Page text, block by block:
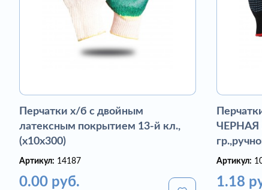
Перчатки х/б с двойным
латексным покрытием 13-й кл.,
(х10х300)
Артикул: 14187
0.00 руб.
ЧЕРНАЯ
Артикул:
1.18